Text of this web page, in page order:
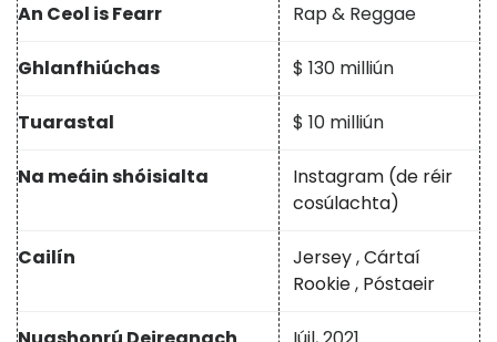
An Ceol is Fearr Rap & Reggae
Ghlanfhiúchas $ 130 milliún
Tuarastal $ 10 milliún
Na meáin shóisialta
Instagram (de réir
cosúlachta)
Cailín Jersey,Cártaí
Rookie, Póstaeir